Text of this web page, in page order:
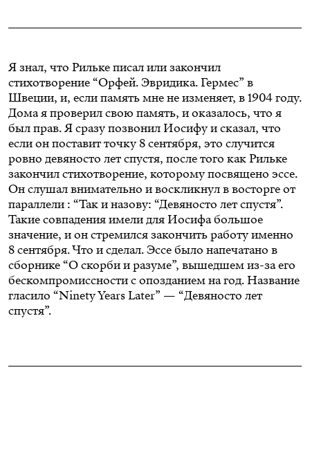
Я знал, что Рильке писал или закончил
стихотворение “Орфей. Эвридика. Гермес” в
Швеции, и, если память мне не изменяет, в 1904 году.
Дома я проверил свою память, и оказалось, что я
был прав. Я сразу позвонил Иосифу и сказал, что
если он поставит точку 8 сентября, это случится
ровно девяносто лет спустя, после того как Рильке
закончил стихотворение, которому посвящено эссе.
Он слушал внимательно и воскликнул в восторге от
параллели : “Так и назову: “Девяносто лет спустя”.
Такие совпадения имели для Иосифа большое
значение, и он стремился закончить работу именно
8 сентября. Что и сделал. Эссе было напечатано в
сборнике “О скорби и разуме”, вышедшем из-за его
бескомпромиссности с опозданием на год. Название
гласило “Ninety Years Later” — “Девяносто лет
спустя”.